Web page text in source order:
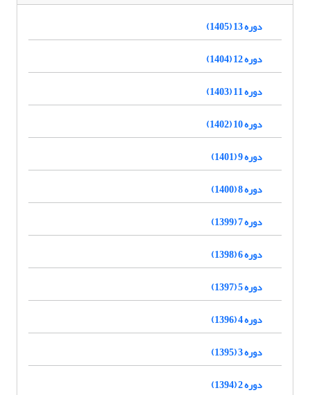
دوره 13 (1405)
دوره 12 (1404)
دوره 11 (1403)
دوره 10 (1402)
دوره 9 (1401)
دوره 8 (1400)
دوره 7 (1399)
دوره 6 (1398)
دوره 5 (1397)
دوره 4 (1396)
دوره 3 (1395)
دوره 2 (1394)